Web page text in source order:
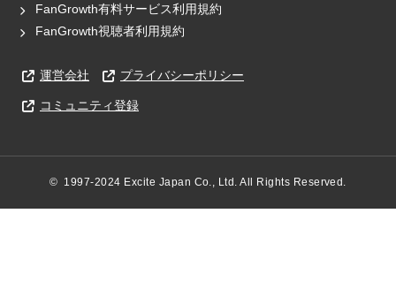
FanGrowth有料サービス利用規約
FanGrowth視聴者利用規約
運営会社 プライバシーポリシー
コミュニティ登録
©  1997-2024 Excite Japan Co., Ltd. All Rights Reserved.